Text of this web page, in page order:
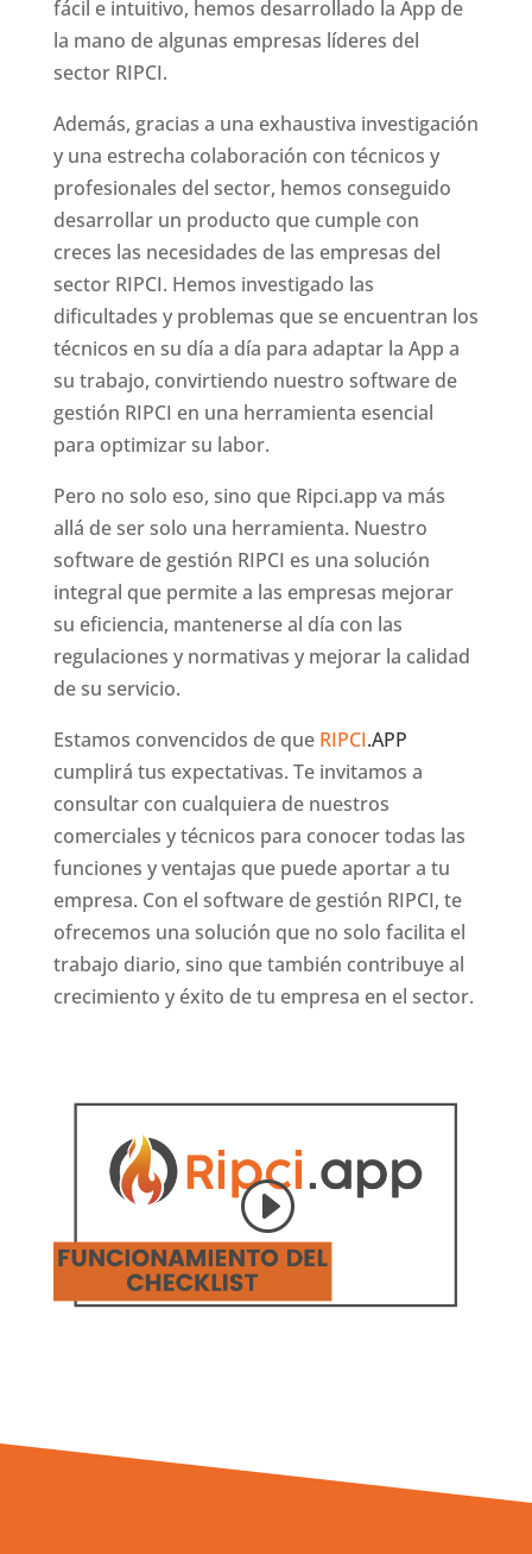
fácil e intuitivo, hemos desarrollado la App de
la mano de algunas empresas líderes del
sector RIPCI.
Además, gracias a una exhaustiva investigación
y una estrecha colaboración con técnicos y
profesionales del sector, hemos conseguido
desarrollar un producto que cumple con
creces las necesidades de las empresas del
sector RIPCI. Hemos investigado las
dificultades y problemas que se encuentran los
técnicos en su día a día para adaptar la App a
su trabajo, convirtiendo nuestro software de
gestión RIPCI en una herramienta esencial
para optimizar su labor.
Pero no solo eso, sino que Ripci.app va más
allá de ser solo una herramienta. Nuestro
software de gestión RIPCI es una solución
integral que permite a las empresas mejorar
su eficiencia, mantenerse al día con las
regulaciones y normativas y mejorar la calidad
de su servicio.
Estamos convencidos de que RIPCI.APP
cumplirá tus expectativas. Te invitamos a
consultar con cualquiera de nuestros
comerciales y técnicos para conocer todas las
funciones y ventajas que puede aportar a tu
empresa. Con el software de gestión RIPCI, te
ofrecemos una solución que no solo facilita el
trabajo diario, sino que también contribuye al
crecimiento y éxito de tu empresa en el sector.